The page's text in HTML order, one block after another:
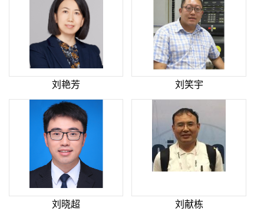
刘艳芳 刘笑宇
刘晓超 刘献栋